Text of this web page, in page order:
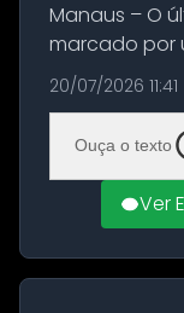
Manaus – O
marcado por
resultou na
BR-174, na
com destino
20/07/2026 11:41
Ouça o texto
Ver